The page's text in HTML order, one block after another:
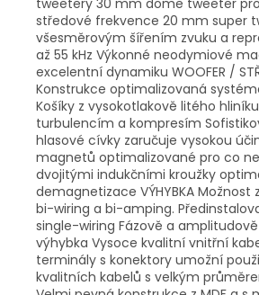
tweetery 30 mm dome tweeter
středové frekvence 20 mm super
všesměrovým šířením zvuku a
až 55 kHz Výkonné neodymiové
excelentní dynamiku WOOFER /
Konstrukce optimalizovaná
Košíky z vysokotlakově litého
turbulencím a kompresím
hlasové cívky zaručuje vysokou
magnetů optimalizované pro co
dvojitými indukčními kroužky
demagnetizace VÝHYBKA
bi-wiring a bi-amping.
single-wiring Fázově a
výhybka Vysoce kvalitní vnitřní
terminály s konektory umožní
kvalitních kabelů s velkým